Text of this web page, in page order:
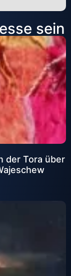
sein
der Tora über